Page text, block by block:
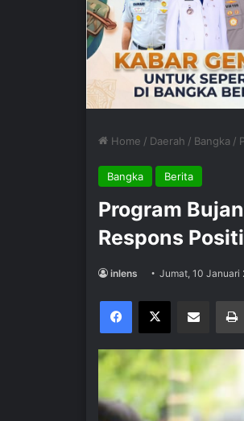
Home / Daerah / Bangka /
Bangka Berita
Program
Respons
inlens Jumat, 10 Januari
Facebook
X Share via Email